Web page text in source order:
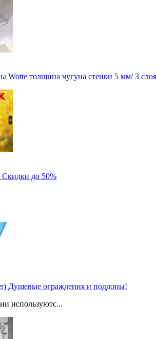
толщина чугуна стенки 5 мм/ 3
Скидки до 50%
Душевые ограждения и поддоны!
используютс...